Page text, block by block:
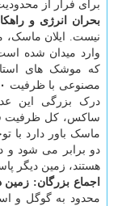
برای فرار از
بحران انرژی و
نیست. ایلان ماسک،
وارد میدان شده
که موشک های
مصنوعی با ظرفیت
درک بزرگی این
دو برابر می شود و
هستند، زمین دیگر
اجماع بزرگان:
محدود به گوگل و